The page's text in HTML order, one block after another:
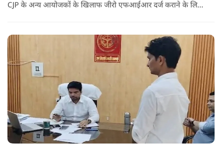
CJP के अन्य आयोजकों के खिलाफ जीरो एफआईआर दर्ज कराने के लिए